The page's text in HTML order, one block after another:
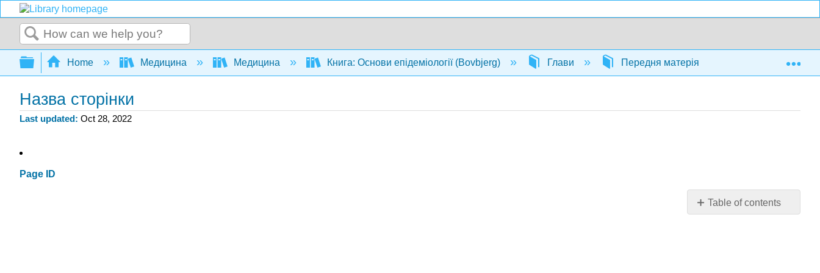
Search
Expand/collapse global hierarchy
Home Медицина Медицина Книга: Основи епідеміології (Bovbjerg) Глави Передня матерія Назва сторінки
Назва сторінки
Last updated Oct 28, 2022
Page ID
Table of contents
No